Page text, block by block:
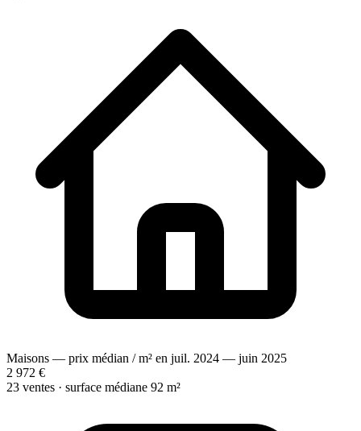
Maisons — prix médian / m² en juil. 2024 — juin 2025
2 972 €
23 ventes · surface médiane 92 m²